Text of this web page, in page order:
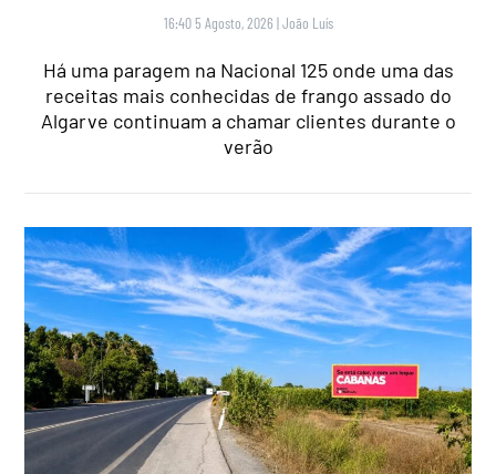
16:40 5 Agosto, 2026 |João Luís
Há uma paragem na Nacional 125 onde uma das
receitas mais conhecidas de frango assado do
Algarve continuam a chamar clientes durante o
verão